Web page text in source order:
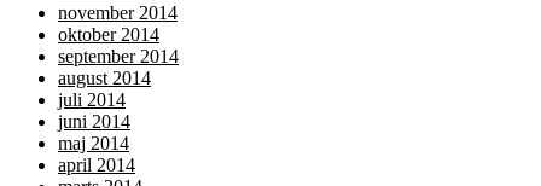
november 2014
oktober 2014
september 2014
august 2014
juli 2014
juni 2014
maj 2014
april 2014